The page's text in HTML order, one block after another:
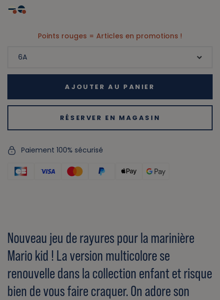
Points rouges = Articles en promotions !
AJOUTER AU PANIER
RÉSERVER EN MAGASIN
Paiement 100% sécurisé
Nouveau jeu de rayures pour la marinière
Mario kid ! La version multicolore se
renouvelle dans la collection enfant et risque
bien de vous faire craquer. On adore son